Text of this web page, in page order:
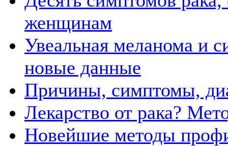
женщинам
Увеальная меланома и
новые данные
Причины, симптомы,
Лекарство от рака?
Новейшие методы